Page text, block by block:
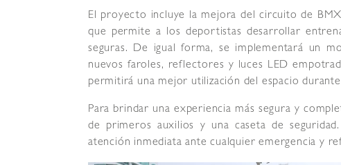
El proyecto incluye la mejora del circuito de
que permite a los deportistas desarrollar
seguras. De igual forma, se implementará un
nuevos faroles, reflectores y luces LED
permitirá una mejor utilización del espacio
Para brindar una experiencia más segura y
de primeros auxilios y una caseta de
atención inmediata ante cualquier emergencia y